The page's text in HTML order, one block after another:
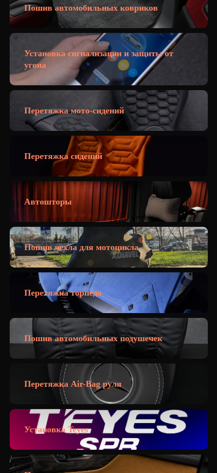
Пошив автомобильных ковриков
Установка сигнализации и защиты от
угона
Перетяжка мото-сидений
Перетяжка сидений
Автошторы
Пошив чехла для мотоцикла
Перетяжка торпедо
Пошив автомобильных подушечек
Перетяжка Air-Bag руля
Установка Teyes